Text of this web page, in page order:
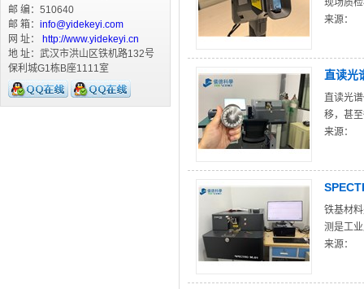
邮 编：510640
邮 箱： info@yidekeyi.com
网 址：
http://www.yidekeyi.cn
地 址：武汉市洪山区铁机路132号
保利城G1栋B座1111室
现场质
来源：
直读光
直读光
移，甚
来源：
铁基材
测是工
来源：